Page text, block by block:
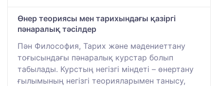
Өнер теориясы мен тарихындағы қазіргі
пәнаралық тәсілдер
Пән Философия, Тарих және мәдениеттану
тоғысындағы пәнаралық курстар болып
табылады. Курстың негізгі міндеті – өнертану
ғылымының негізгі теорияларымен танысу,